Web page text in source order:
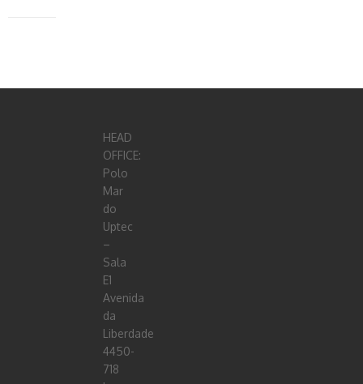
HEAD
OFFICE:
Polo
Mar
do
Uptec
–
Sala
E1
Avenida
da
Liberdade
4450-
718